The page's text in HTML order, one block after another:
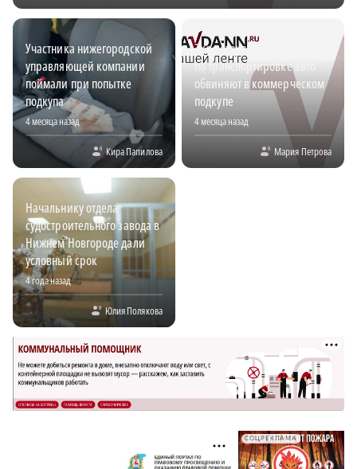
Участника нижегородской
управляющей компании
поймали при попытке
подкупа
4 месяца назад
Кира Папилова
Экс-сотрудника компании
по транспортировке авто
обвиняют в коммерческом
подкупе
4 месяца назад
Мария Петрова
Начальнику отдела
судостроительного завода в
Нижнем Новгороде дали
условный срок
4 года назад
Юлия Полякова
СОЦРЕКЛАМА